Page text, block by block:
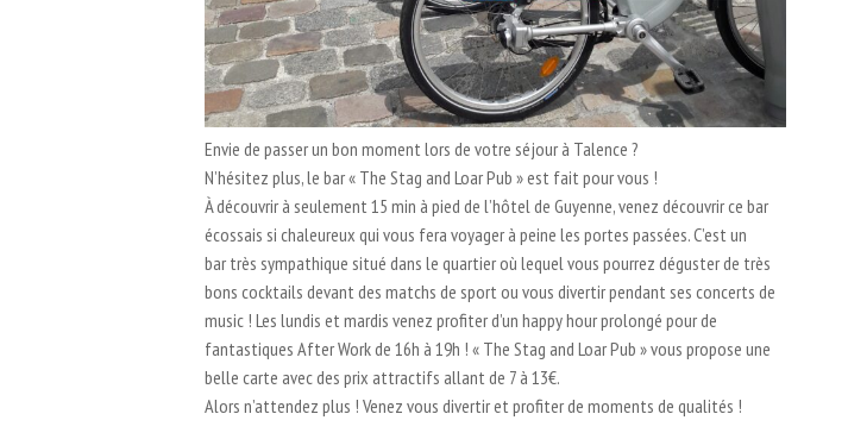
Envie de passer un bon moment lors de votre séjour à Talence ?
N’hésitez plus, le bar « The Stag and Loar Pub » est fait pour vous !
À découvrir à seulement 15 min à pied de l’hôtel de Guyenne, venez découvrir ce bar
écossais si chaleureux qui vous fera voyager à peine les portes passées. C’est un
bar très sympathique situé dans le quartier où lequel vous pourrez déguster de très
bons cocktails devant des matchs de sport ou vous divertir pendant ses concerts de
music ! Les lundis et mardis venez profiter d’un happy hour prolongé pour de
fantastiques After Work de 16h à 19h ! « The Stag and Loar Pub » vous propose une
belle carte avec des prix attractifs allant de 7 à 13€.
Alors n’attendez plus ! Venez vous divertir et profiter de moments de qualités !